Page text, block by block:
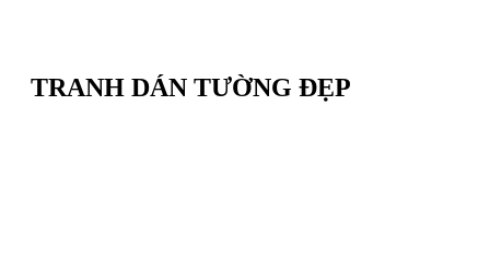
TRANH DÁN TƯỜNG ĐẸP